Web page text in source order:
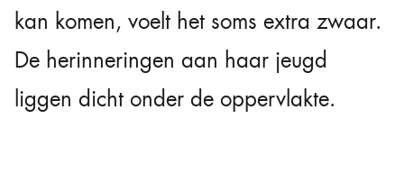
kan komen, voelt het soms extra zwaar.
De herinneringen aan haar jeugd
liggen dicht onder de oppervlakte.